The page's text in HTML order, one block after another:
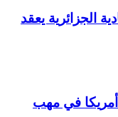
الجزائرية يعقد
أمريكا في مهب